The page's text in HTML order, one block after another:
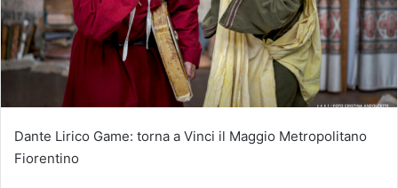
Dante Lirico Game: torna a Vinci il Maggio Metropolitano
Fiorentino